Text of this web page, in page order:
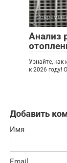
Анализ
Узнайте, как
к 2026 году!
Добавить
Имя